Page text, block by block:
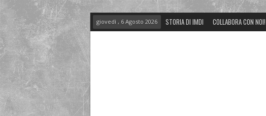
giovedì , 6 Agosto 2026 STORIA DI IMDI COLLABORA CON NOI!